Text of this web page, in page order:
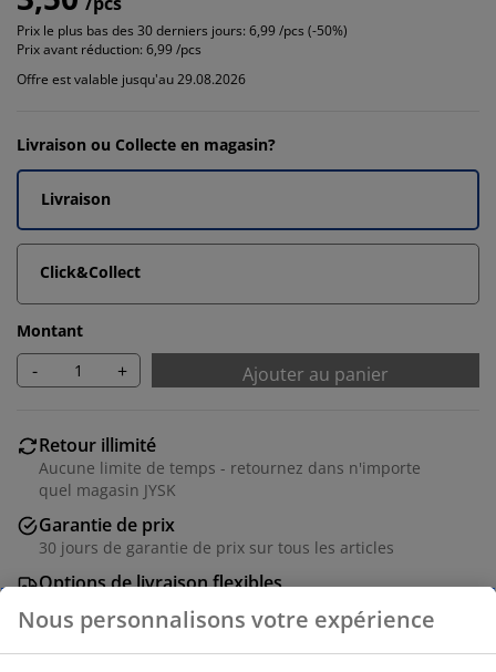
Prix le plus bas des 30 derniers jours: 6,99 /pcs (-50%)
Prix avant réduction: 6,99 /pcs
Offre est valable jusqu'au 29.08.2026
Livraison ou Collecte en magasin?
Livraison
Click&Collect
Montant
- + Ajouter au panier
Retour illimité
Aucune limite de temps - retournez dans n'importe
quel magasin JYSK
Garantie de prix
30 jours de garantie de prix sur tous les articles
Options de livraison flexibles
Livraison rapide et facile
Nous personnalisons votre expérience